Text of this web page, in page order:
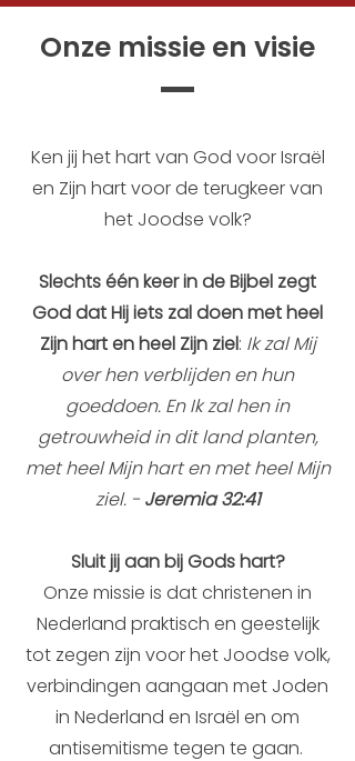
Onze missie en visie
Ken jij het hart van God voor Israël
en Zijn hart voor de terugkeer van
het Joodse volk?
Slechts één keer in de Bijbel zegt
God dat Hij iets zal doen met heel
Zijn hart en heel Zijn ziel: Ik zal Mij
over hen verblijden en hun
goeddoen. En Ik zal hen in
getrouwheid in dit land planten,
met heel Mijn hart en met heel Mijn
ziel. - Jeremia 32:41
Sluit jij aan bij Gods hart?
Onze missie is dat christenen in
Nederland praktisch en geestelijk
tot zegen zijn voor het Joodse volk,
verbindingen aangaan met Joden
in Nederland en Israël en om
antisemitisme tegen te gaan.